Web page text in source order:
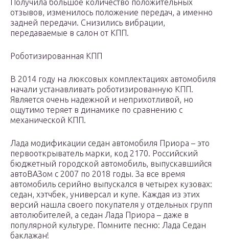
Получила большое количество положительных
отзывов, изменилось положение передач, а именно
задней передачи. Снизились вибрации,
передаваемые в салон от КПП.
Роботизированная КПП
В 2014 году на люксовых комплектациях автомобиля
начали устанавливать роботизированную КПП.
Является очень надежной и неприхотливой, но
ощутимо теряет в динамике по сравнению с
механической КПП.
Лада модификации седан автомобиля Приора – это
первооткрыватель марки, код 2170. Российский
бюджетный городской автомобиль, выпускавшийся
автоВАЗом с 2007 по 2018 годы. За все время
автомобиль серийно выпускался в четырех кузовах:
седан, хэтчбек, универсал и купе. Каждая из этих
версий нашла своего покупателя у отдельных групп
автолюбителей, а седан Лада Приора – даже в
популярной культуре. Помните песню: Лада Седан
баклажан!